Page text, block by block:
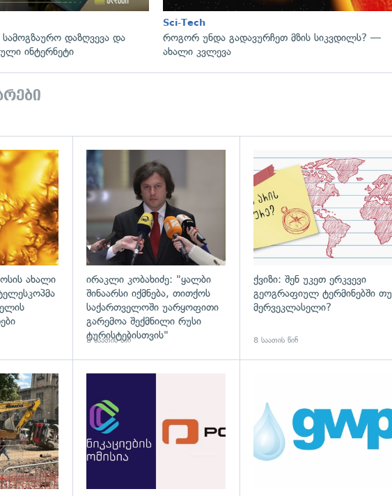
სამოგზაურო დაზღვევა და
ინტერნეტი
Sci-Tech
როგორ უნდა გადავურჩეთ მზის სიკვდილს? —
ახალი კვლევა
გადახედვა
ახალი
გადახედვა
ირაკლი კობახიძე: "ყალბი
შინაარსი იქმნება, თითქოს
საქართველოში უარყოფითი
გარემოა შექმნილი რუსი
ტურისტებისთვის"
8 საათის წინ
ქვიზი: შენ უკეთ ერკვევი
გეოგრაფიულ ტერმინებში თუ
მერვეკლასელი?
8 საათის წინ